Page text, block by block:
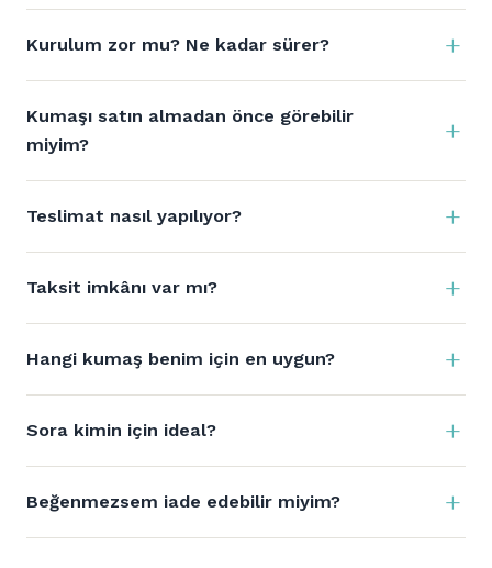
Kurulum zor mu? Ne kadar sürer?
Kumaşı satın almadan önce görebilir
miyim?
Teslimat nasıl yapılıyor?
Taksit imkânı var mı?
Hangi kumaş benim için en uygun?
Sora kimin için ideal?
Beğenmezsem iade edebilir miyim?